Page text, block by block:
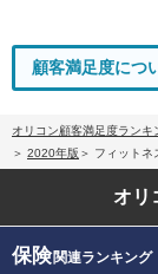
顧客満足度につ
オリコン顧客満足度ランキ
2020年版
フィットネ
オリ
保険関連ランキング